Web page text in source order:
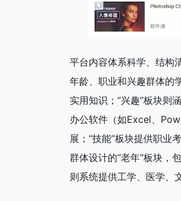
平台内容体系科学、结构
年龄、职业和兴趣群体的
实用知识；“兴趣”板块则
办公软件（如Excel、
展；“技能”板块提供职业
群体设计的“老年”板块，
则系统提供工学、医学、